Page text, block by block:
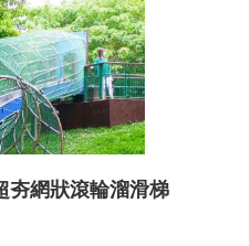
夯網狀滾輪溜滑梯